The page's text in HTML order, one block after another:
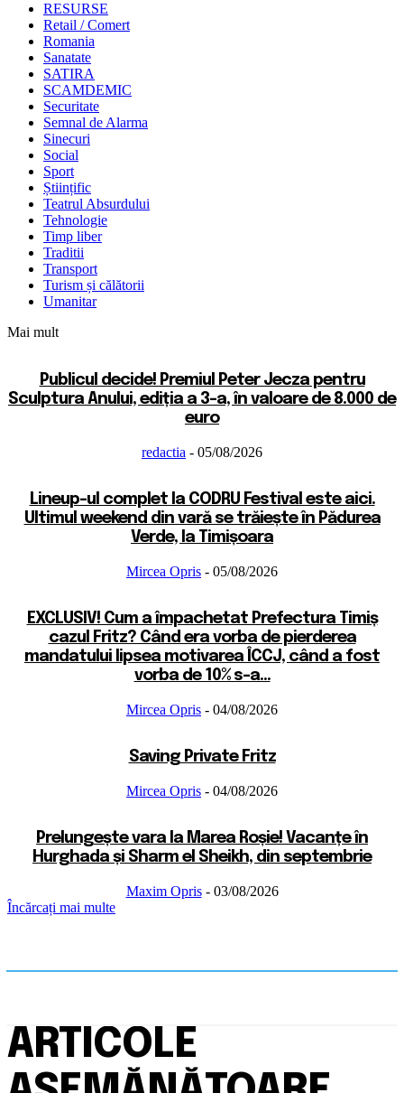
RESURSE
Retail / Comert
Romania
Sanatate
SATIRA
SCAMDEMIC
Securitate
Semnal de Alarma
Sinecuri
Social
Sport
Științific
Teatrul Absurdului
Tehnologie
Timp liber
Traditii
Transport
Turism și călătorii
Umanitar
Mai mult
Publicul decide! Premiul Peter Jecza pentru
Sculptura Anului, ediția a 3-a, în valoare de 8.000 de
euro
redactia - 05/08/2026
Lineup-ul complet la CODRU Festival este aici.
Ultimul weekend din vară se trăiește în Pădurea
Verde, la Timișoara
Mircea Opris - 05/08/2026
EXCLUSIV! Cum a împachetat Prefectura Timiș
cazul Fritz? Când era vorba de pierderea
mandatului lipsea motivarea ÎCCJ, când a fost
vorba de 10% s-a...
Mircea Opris - 04/08/2026
Saving Private Fritz
Mircea Opris - 04/08/2026
Prelungește vara la Marea Roșie! Vacanțe în
Hurghada și Sharm el Sheikh, din septembrie
Maxim Opris - 03/08/2026
Încărcați mai multe
ARTICOLE